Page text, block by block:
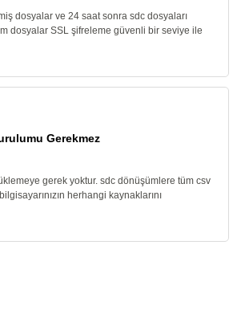
dosyalar ve 24 saat sonra sdc dosyaları
dosyalar SSL şifreleme güvenli bir seviye ile
Gerekmez
gerek yoktur. sdc dönüşümlere tüm csv
herhangi kaynaklarını